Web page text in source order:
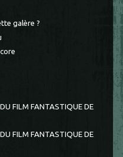
galère ?
FILM FANTASTIQUE DE
FILM FANTASTIQUE DE